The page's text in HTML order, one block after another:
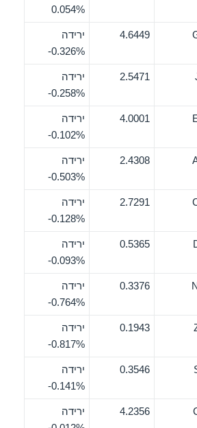
0.054%
4.6449
ירידה
‎-0.326%
2.5471
ירידה
‎-0.258%
4.0001
ירידה
‎-0.102%
2.4308
ירידה
‎-0.503%
2.7291
ירידה
‎-0.128%
0.5365
ירידה
‎-0.093%
0.3376
ירידה
‎-0.764%
0.1943
ירידה
‎-0.817%
0.3546
ירידה
‎-0.141%
4.2356
ירידה